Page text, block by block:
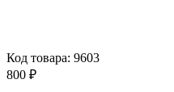
Код товара: 9603
800 ₽